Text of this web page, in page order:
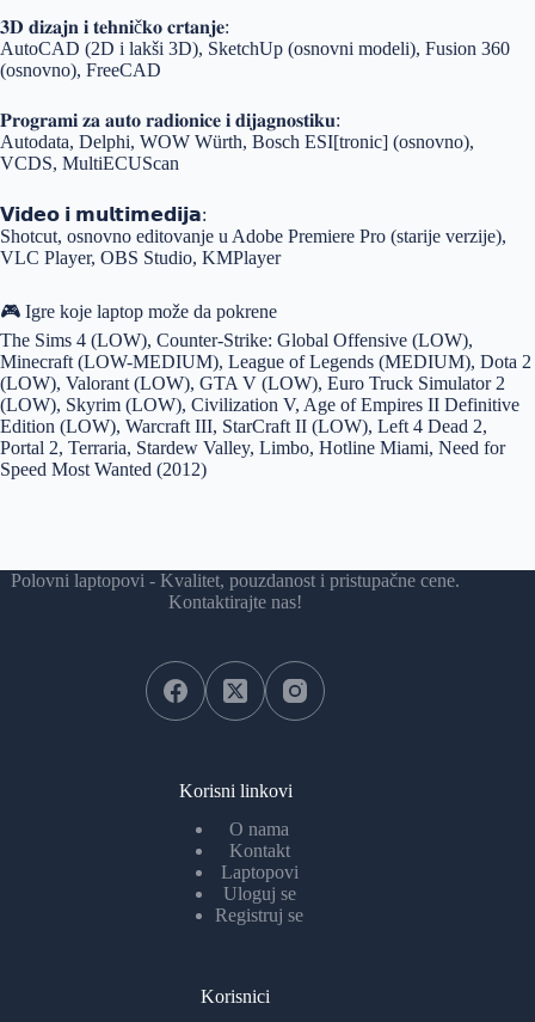
𝟑𝐃 𝐝𝐢𝐳𝐚𝐣𝐧 𝐢 𝐭𝐞𝐡𝐧𝐢č𝐤𝐨 𝐜𝐫𝐭𝐚𝐧𝐣𝐞:
AutoCAD (2D i lakši 3D), SketchUp (osnovni modeli), Fusion 360
(osnovno), FreeCAD
𝐏𝐫𝐨𝐠𝐫𝐚𝐦𝐢 𝐳𝐚 𝐚𝐮𝐭𝐨 𝐫𝐚𝐝𝐢𝐨𝐧𝐢𝐜𝐞 𝐢 𝐝𝐢𝐣𝐚𝐠𝐧𝐨𝐬𝐭𝐢𝐤𝐮:
Autodata, Delphi, WOW Würth, Bosch ESI[tronic] (osnovno),
VCDS, MultiECUScan
𝗩𝗶𝗱𝗲𝗼 𝗶 𝗺𝘂𝗹𝘁𝗶𝗺𝗲𝗱𝗶𝗷𝗮:
Shotcut, osnovno editovanje u Adobe Premiere Pro (starije verzije),
VLC Player, OBS Studio, KMPlayer
🎮 Igre koje laptop može da pokrene
The Sims 4 (LOW), Counter-Strike: Global Offensive (LOW),
Minecraft (LOW-MEDIUM), League of Legends (MEDIUM), Dota 2
(LOW), Valorant (LOW), GTA V (LOW), Euro Truck Simulator 2
(LOW), Skyrim (LOW), Civilization V, Age of Empires II Definitive
Edition (LOW), Warcraft III, StarCraft II (LOW), Left 4 Dead 2,
Portal 2, Terraria, Stardew Valley, Limbo, Hotline Miami, Need for
Speed Most Wanted (2012)
Polovni laptopovi - Kvalitet, pouzdanost i pristupačne cene.
Kontaktirajte nas!
Korisni linkovi
O nama
Kontakt
Laptopovi
Uloguj se
Registruj se
Korisnici